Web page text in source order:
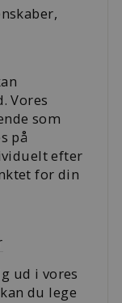
Vores
som
på
efter
for din
ud i vores
du lege